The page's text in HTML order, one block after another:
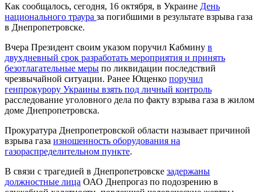
Как сообщалось, сегодня, 16 октября, в Украине День
национального траура за погибшими в результате взрыва газа
в Днепропетровске.
Вчера Президент своим указом поручил Кабмину в
двухдневный срок разработать мероприятия и принять
безотлагательные меры по ликвидации последствий
чрезвычайной ситуации. Ранее Ющенко поручил
генпрокурору Украины взять под личный контроль
расследование уголовного дела по факту взрыва газа в жилом
доме Днепропетровска.
Прокуратура Днепропетровской области называет причиной
взрыва газа изношенность оборудования на
газораспределительном пункте.
В связи с трагедией в Днепропетровске задержаны
должностные лица ОАО Днепрогаз по подозрению в